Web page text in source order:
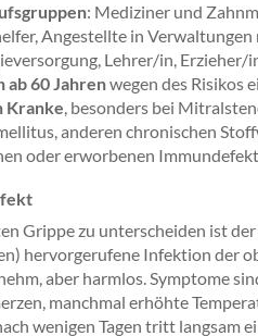
: Mediziner und
Angestellte in
Lehrer/in, Erzieher/
ab 60 Jahrenwegen des Risikos
Kranke, besonders bei
anderen chronischen
oder erworbenen
Grippe zu unterscheiden ist
hervorgerufene Infektion der
aber harmlos. Symptome
manchmal erhöhte
wenigen Tagen tritt langsam